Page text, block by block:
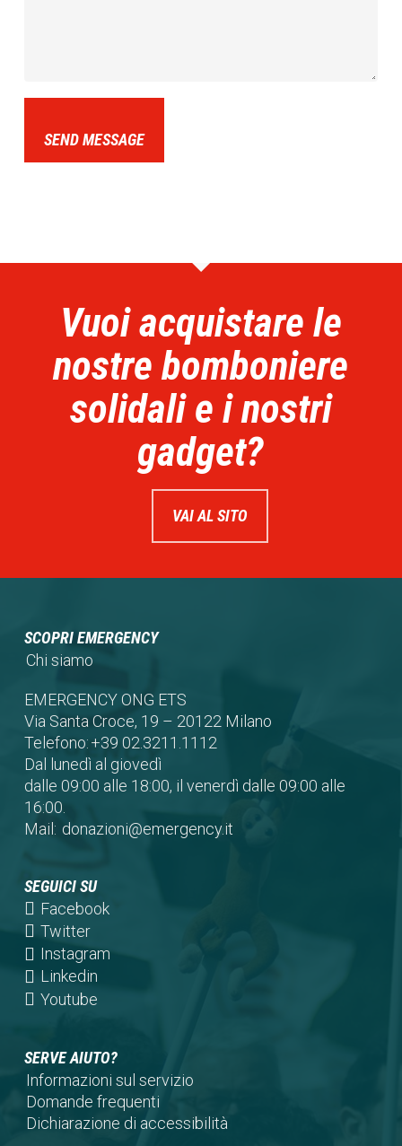
SEND MESSAGE
Vuoi acquistare le
nostre bomboniere
solidali e i nostri
gadget?
VAI AL SITO
SCOPRI EMERGENCY
Chi siamo
EMERGENCY ONG ETS
Via Santa Croce, 19 – 20122 Milano
Telefono:+39 02.3211.1112
Dal lunedì al giovedì
dalle 09:00 alle 18:00, il venerdì dalle 09:00 alle
16:00.
Mail: donazioni@emergency.it
SEGUICI SU
Facebook(opens
a
Twitter(opens
in
a
new
Instagram(opens
Linkedin(opens
in
tab)
Youtube(opens
new
tab)
SERVE AIUTO?
Informazioni sul servizio
Domande frequenti
Dichiarazione di accessibilità